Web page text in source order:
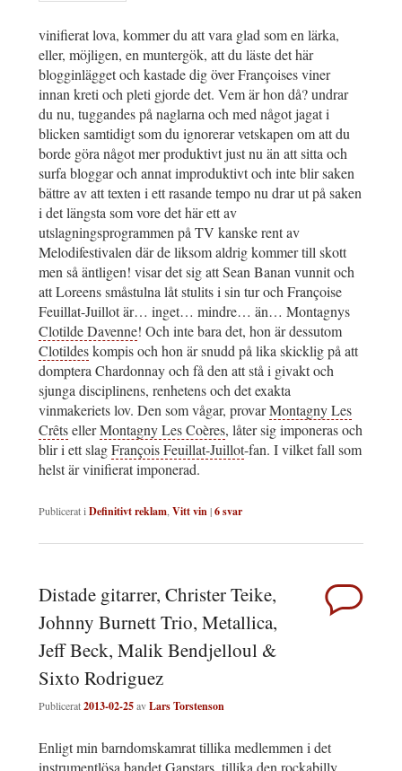
vinifierat lova, kommer du att vara glad som en lärka,
eller, möjligen, en muntergök, att du läste det här
blogginlägget och kastade dig över Françoises viner
innan kreti och pleti gjorde det. Vem är hon då? undrar
du nu, tuggandes på naglarna och med något jagat i
blicken samtidigt som du ignorerar vetskapen om att du
borde göra något mer produktivt just nu än att sitta och
surfa bloggar och annat improduktivt och inte blir saken
bättre av att texten i ett rasande tempo nu drar ut på saken
i det längsta som vore det här ett av
utslagningsprogrammen på TV kanske rent av
Melodifestivalen där de liksom aldrig kommer till skott
men så äntligen! visar det sig att Sean Banan vunnit och
att Loreens småstulna låt stulits i sin tur och Françoise
Feuillat-Juillot är… inget… mindre… än… Montagnys
Clotilde Davenne! Och inte bara det, hon är dessutom
Clotildeskompis och hon är snudd på lika skicklig på att
domptera Chardonnay och få den att stå i givakt och
sjunga disciplinens, renhetens och det exakta
vinmakeriets lov. Den som vågar, provarMontagny Les
CrêtsellerMontagny Les Coères, låter sig imponeras och
blir i ett slagFrançois Feuillat-Juillot-fan. I vilket fall som
helst är vinifierat imponerad.
Publicerat i Definitivt reklam Vitt vin|6svar
Distade gitarrer, Christer Teike,
Johnny Burnett Trio, Metallica,
Jeff Beck, Malik Bendjelloul &
Sixto Rodriguez
Publicerat2013-02-25avLars Torstenson
Enligt min barndomskamrat tillika medlemmen i det
instrumentlösa bandet Gapstars, tillika den rockabilly